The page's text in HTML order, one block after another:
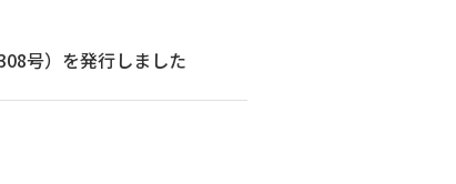
号）を発行しました